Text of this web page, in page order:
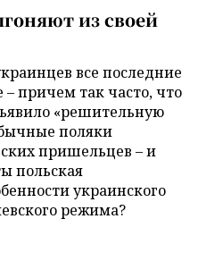
из своей
все последние
причем так часто, что
«решительную
поляки
пришельцев – и
польская
украинского
режима?